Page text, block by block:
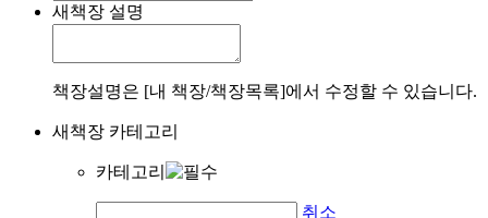
새책장 설명
책장설명은 [내 책장/책장목록]에서 수정할 수 있습니다.
새책장 카테고리
카테고리
취소